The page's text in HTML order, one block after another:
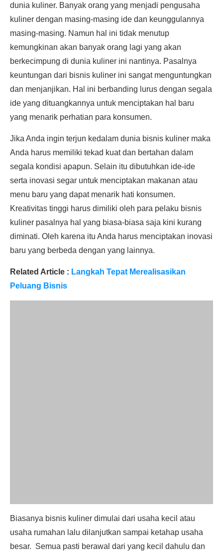
dunia kuliner. Banyak orang yang menjadi pengusaha
kuliner dengan masing-masing ide dan keunggulannya
masing-masing. Namun hal ini tidak menutup
kemungkinan akan banyak orang lagi yang akan
berkecimpung di dunia kuliner ini nantinya. Pasalnya
keuntungan dari bisnis kuliner ini sangat menguntungkan
dan menjanjikan. Hal ini berbanding lurus dengan segala
ide yang dituangkannya untuk menciptakan hal baru
yang menarik perhatian para konsumen.
Jika Anda ingin terjun kedalam dunia bisnis kuliner maka
Anda harus memiliki tekad kuat dan bertahan dalam
segala kondisi apapun. Selain itu dibutuhkan ide-ide
serta inovasi segar untuk menciptakan makanan atau
menu baru yang dapat menarik hati konsumen.
Kreativitas tinggi harus dimiliki oleh para pelaku bisnis
kuliner pasalnya hal yang biasa-biasa saja kini kurang
diminati. Oleh karena itu Anda harus menciptakan inovasi
baru yang berbeda dengan yang lainnya.
Related Article : Langkah Tepat Merealisasikan
Peluang Bisnis
Biasanya bisnis kuliner dimulai dari usaha kecil atau
usaha rumahan lalu dilanjutkan sampai ketahap usaha
besar. Semua pasti berawal dari yang kecil dahulu dan